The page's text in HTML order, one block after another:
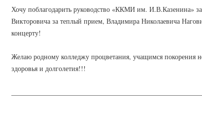
Хочу поблагодарить руководство «ККМИ им. И.В.Казенина»
Викторовича за теплый прием, Владимира Николаевича
концерту!
Желаю родному колледжу процветания, учащимся покорения
здоровья и долголетия!!!